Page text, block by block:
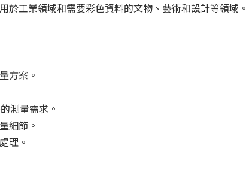
於工業領域和需要彩色資料的文物、藝術和設計等領域。
方案。
測量需求。
細節。
理。